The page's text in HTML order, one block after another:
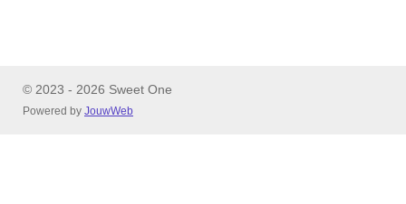
© 2023 - 2026 Sweet One
Powered by JouwWeb